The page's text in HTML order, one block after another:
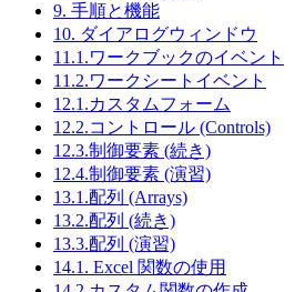
9. 手順と機能
10. ダイアログウィンドウ
11.1.ワークブックのイベント
11.2.ワークシートイベント
12.1.カスタムフォーム
12.2.コントロール (Controls)
12.3.制御要素 (続き)
12.4.制御要素 (演習)
13.1.配列 (Arrays)
13.2.配列 (続き)
13.3.配列 (演習)
14.1. Excel 関数の使用